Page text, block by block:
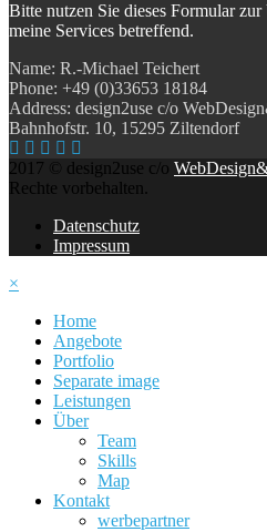
Bitte nutzen Sie dieses Formular
meine Services betreffend.
Name: R.-Michael Teichert
Phone: +49 (0)33653 18184
Address: design2use c/o
Bahnhofstr. 10, 15295 Ziltendorf
2017 © design2use c/o
Rechte vorbehalten.
Datenschutz
Impressum
×
Home
Angebote
Portfolio
Separate image
Leistungen
Über
Team
Skills
Map
Kontakt
werbepartner